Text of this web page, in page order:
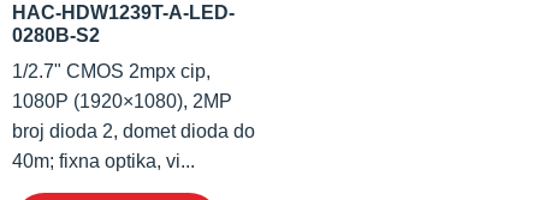
HAC-HDW1239T-A-LED-
0280B-S2
1/2.7" CMOS 2mpx cip,
1080P (1920×1080), 2MP
broj dioda 2, domet dioda do
40m; fixna optika, vi...